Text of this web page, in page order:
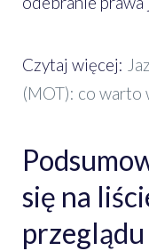
Czytaj więcej:
(MOT): co warto
się na